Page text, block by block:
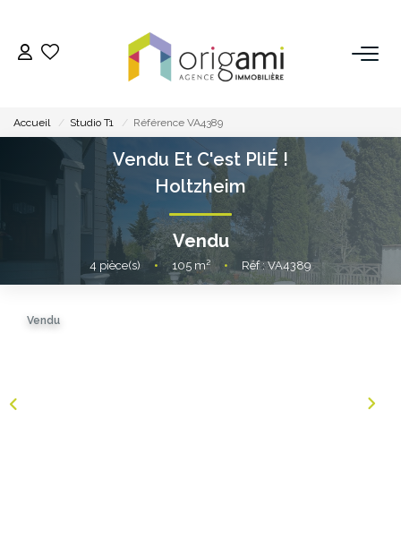
ACHETER
LOUER
VENDRE
Accueil Studio T1 Référence VA4389
Vendu Et C'est PliÉ !
Holtzheim
Vendu
4 pièce(s) • 105 m² • Réf : VA4389
Vendu